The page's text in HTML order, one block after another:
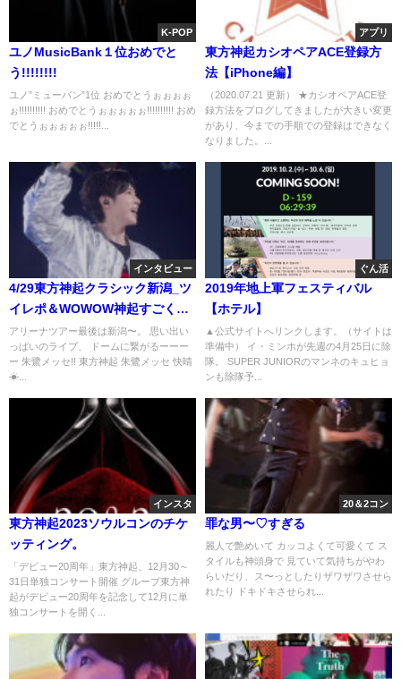
K-POP
ユノMusicBank１位おめでと
う!!!!!!!!
ユノ”ミューバン”1位 おめでとうぉぉぉぉ
ぉ!!!!!!!!!! おめでとうぉぉぉぉぉ!!!!!!!!!! おめ
でとうぉぉぉぉぉ!!!!!...
アプリ
東方神起カシオペアACE登録方
法【iPhone編】
（2020.07.21 更新） ★カシオペアACE登
録方法をブログしてきましたが大きい変更
があり、今までの手順での登録はできなく
なりました。...
インタビュー
4/29東方神起クラシック新潟_ツ
イレポ＆WOWOW神起すごく良
かった。
アリーナツアー最後は新潟〜。 思い出い
っぱいのライブ、 ドームに繋がるーーー
ー 朱鷺メッセ!! 東方神起 朱鷺メッセ 快晴
☀...
ぐん活
2019年地上軍フェスティバル
【ホテル】
▲公式サイトへリンクします。（サイトは
準備中） イ・ミンホが先週の4月25日に除
隊。 SUPER JUNIORのマンネのキュヒョ
ンも除隊予...
インスタ
東方神起2023ソウルコンのチケ
ッティング。
「デビュー20周年」東方神起、12月30～
31日単独コンサート開催 グループ東方神
起がデビュー20周年を記念して12月に単
独コンサートを開く...
20＆2コン
罪な男〜♡すぎる
麗人で艶めいて カッコよくて可愛くて ス
タイルも神頭身で 見ていて気持ちがやわ
らいだり、ス〜っとしたりザワザワさせら
れたり ドキドキさせられ...